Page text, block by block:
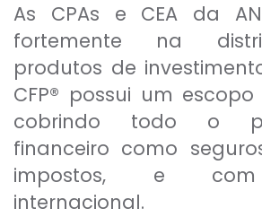
As CPAs e CEA da
fortemente na
produtos de
CFP® possui um
cobrindo todo o
financeiro como
impostos, e
internacional.